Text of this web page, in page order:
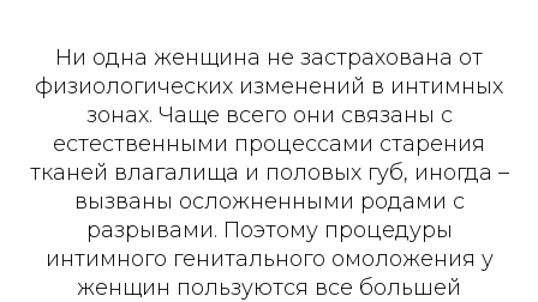
Ни одна женщина не застрахована от
физиологических изменений в интимных
зонах. Чаще всего они связаны с
естественными процессами старения
тканей влагалища и половых губ, иногда –
вызваны осложненными родами с
разрывами. Поэтому процедуры
интимного генитального омоложения у
женщин пользуются все большей